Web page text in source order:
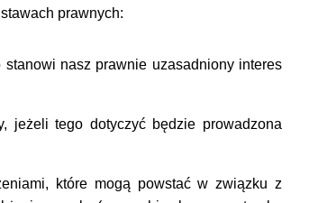
prawnych:
nasz prawnie uzasadniony interes
jeżeli tego dotyczyć będzie prowadzona
które mogą powstać w związku z